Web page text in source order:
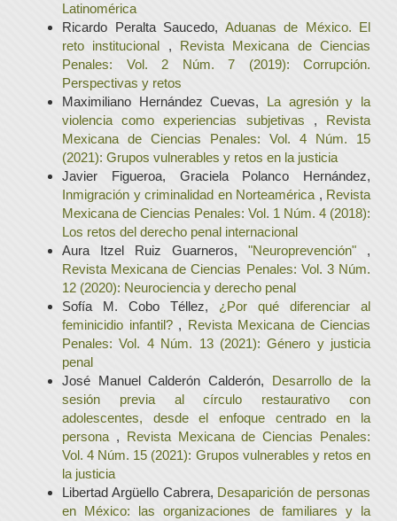
Latinomérica
Ricardo Peralta Saucedo, Aduanas de México. El
reto institucional , Revista Mexicana de Ciencias
Penales: Vol. 2 Núm. 7 (2019): Corrupción.
Perspectivas y retos
Maximiliano Hernández Cuevas, La agresión y la
violencia como experiencias subjetivas , Revista
Mexicana de Ciencias Penales: Vol. 4 Núm. 15
(2021): Grupos vulnerables y retos en la justicia
Javier Figueroa, Graciela Polanco Hernández,
Inmigración y criminalidad en Norteamérica , Revista
Mexicana de Ciencias Penales: Vol. 1 Núm. 4 (2018):
Los retos del derecho penal internacional
Aura Itzel Ruiz Guarneros, "Neuroprevención" ,
Revista Mexicana de Ciencias Penales: Vol. 3 Núm.
12 (2020): Neurociencia y derecho penal
Sofía M. Cobo Téllez, ¿Por qué diferenciar al
feminicidio infantil? , Revista Mexicana de Ciencias
Penales: Vol. 4 Núm. 13 (2021): Género y justicia
penal
José Manuel Calderón Calderón, Desarrollo de la
sesión previa al círculo restaurativo con
adolescentes, desde el enfoque centrado en la
persona , Revista Mexicana de Ciencias Penales:
Vol. 4 Núm. 15 (2021): Grupos vulnerables y retos en
la justicia
Libertad Argüello Cabrera, Desaparición de personas
en México: las organizaciones de familiares y la